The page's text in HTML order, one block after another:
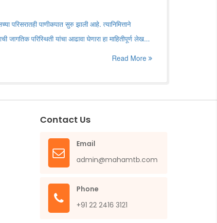
परिसरातही पाणीकपात सुरु झाली आहे. त्यानिमित्ताने
परिस्थिती यांचा आढावा घेणारा हा माहितीपूर्ण लेख...
Read More
Contact Us
Email
admin@mahamtb.com
Phone
+91 22 2416 3121